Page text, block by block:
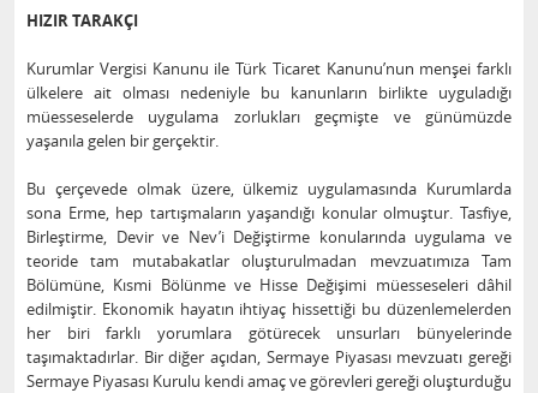
HIZIR TARAKÇI
Kurumlar Vergisi Kanunu ile Türk Ticaret Kanunu’nun menşei farklı
ülkelere ait olması nedeniyle bu kanunların birlikte uyguladığı
müesseselerde uygulama zorlukları geçmişte ve günümüzde
yaşanıla gelen bir gerçektir.
Bu çerçevede olmak üzere, ülkemiz uygulamasında Kurumlarda
sona Erme, hep tartışmaların yaşandığı konular olmuştur. Tasfiye,
Birleştirme, Devir ve Nev’i Değiştirme konularında uygulama ve
teoride tam mutabakatlar oluşturulmadan mevzuatımıza Tam
Bölümüne, Kısmi Bölünme ve Hisse Değişimi müesseseleri dâhil
edilmiştir. Ekonomik hayatın ihtiyaç hissettiği bu düzenlemelerden
her biri farklı yorumlara götürecek unsurları bünyelerinde
taşımaktadırlar. Bir diğer açıdan, Sermaye Piyasası mevzuatı gereği
Sermaye Piyasası Kurulu kendi amaç ve görevleri gereği oluşturduğu